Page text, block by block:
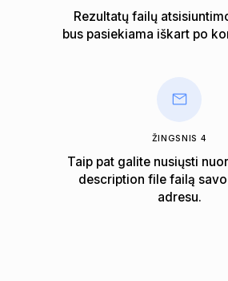
Rezultatų failų
bus pasiekiama iškart po
ŽINGSNIS 4
Taip pat galite nusiųsti
description file failą
adresu.